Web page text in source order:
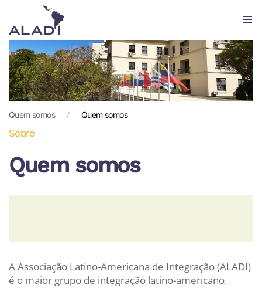
Skip
to
main
content
Quem somos Quem somos
Sobre
Quem somos
A Associação Latino-Americana de Integração (ALADI)
é o maior grupo de integração latino-americano.